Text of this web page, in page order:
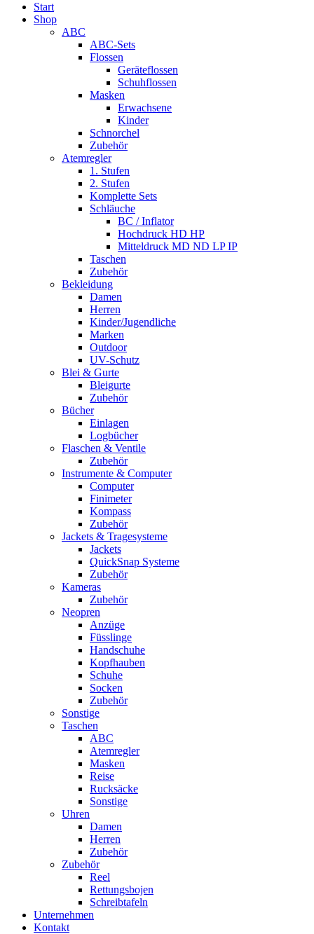
Start
Shop
ABC
ABC-Sets
Flossen
Geräteflossen
Schuhflossen
Masken
Erwachsene
Kinder
Schnorchel
Zubehör
Atemregler
1. Stufen
2. Stufen
Komplette Sets
Schläuche
BC / Inflator
Hochdruck HD HP
Mitteldruck MD ND LP IP
Taschen
Zubehör
Bekleidung
Damen
Herren
Kinder/Jugendliche
Marken
Outdoor
UV-Schutz
Blei & Gurte
Bleigurte
Zubehör
Bücher
Einlagen
Logbücher
Flaschen & Ventile
Zubehör
Instrumente & Computer
Computer
Finimeter
Kompass
Zubehör
Jackets & Tragesysteme
Jackets
QuickSnap Systeme
Zubehör
Kameras
Zubehör
Neopren
Anzüge
Füsslinge
Handschuhe
Kopfhauben
Schuhe
Socken
Zubehör
Sonstige
Taschen
ABC
Atemregler
Masken
Reise
Rucksäcke
Sonstige
Uhren
Damen
Herren
Zubehör
Zubehör
Reel
Rettungsbojen
Schreibtafeln
Unternehmen
Kontakt